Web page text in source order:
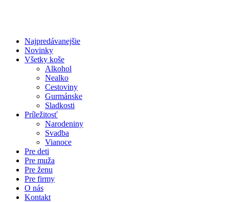
Najpredávanejšie
Novinky
Všetky koše
Alkohol
Nealko
Cestoviny
Gurmánske
Sladkosti
Príležitosť
Narodeniny
Svadba
Vianoce
Pre deti
Pre muža
Pre ženu
Pre firmy
O nás
Kontakt